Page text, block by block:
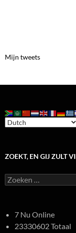
Mijn tweets
ZOEKT, EN GIJ ZULT
Zoeken
naar:
7 Nu Online
23330602 Totaal